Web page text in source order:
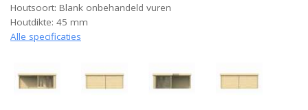
Houtsoort: Blank onbehandeld vuren
Houtdikte: 45 mm
Alle specificaties